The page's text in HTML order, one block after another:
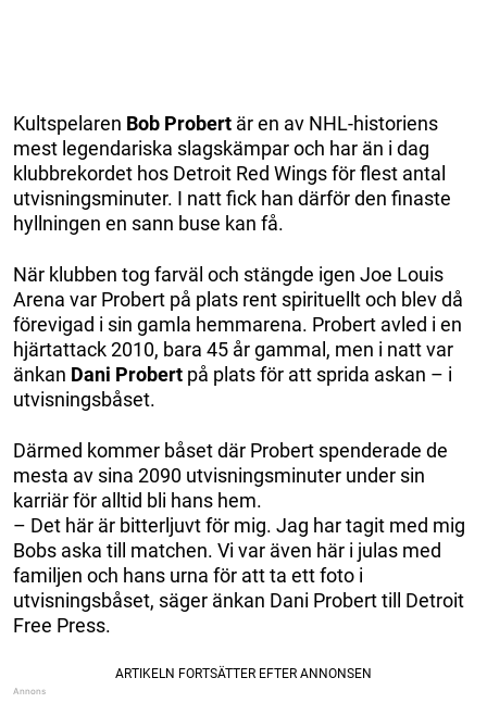
Kultspelaren Bob Probert är en av NHL-historiens
mest legendariska slagskämpar och har än i dag
klubbrekordet hos Detroit Red Wings för flest antal
utvisningsminuter. I natt fick han därför den finaste
hyllningen en sann buse kan få.
När klubben tog farväl och stängde igen Joe Louis
Arena var Probert på plats rent spirituellt och blev då
förevigad i sin gamla hemmarena. Probert avled i en
hjärtattack 2010, bara 45 år gammal, men i natt var
änkan Dani Probert på plats för att sprida askan – i
utvisningsbåset.
Därmed kommer båset där Probert spenderade de
mesta av sina 2090 utvisningsminuter under sin
karriär för alltid bli hans hem.
– Det här är bitterljuvt för mig. Jag har tagit med mig
Bobs aska till matchen. Vi var även här i julas med
familjen och hans urna för att ta ett foto i
utvisningsbåset, säger änkan Dani Probert till Detroit
Free Press.